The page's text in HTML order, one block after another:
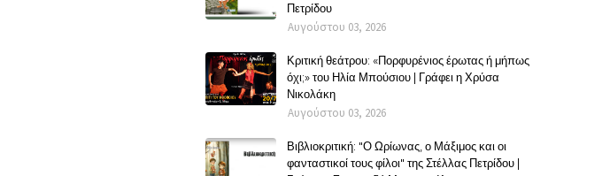
Πετρίδου
Αυγούστου 03, 2026
Κριτική θεάτρου: «Πορφυρένιος έρωτας ή μήπως
όχι;» του Ηλία Μπούσιου | Γράφει η Χρύσα
Νικολάκη
Αυγούστου 03, 2026
Βιβλιοκριτική: "Ο Ωρίωνας, ο Μάξιμος και οι
φανταστικοί τους φίλοι" της Στέλλας Πετρίδου |